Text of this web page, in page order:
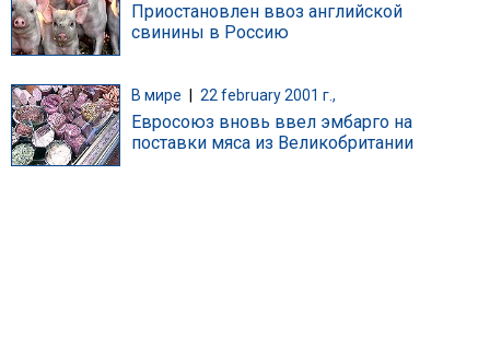
Приостановлен ввоз английской
свинины в Россию
В мире | 22 february 2001 г.,
Евросоюз вновь ввел эмбарго на
поставки мяса из Великобритании